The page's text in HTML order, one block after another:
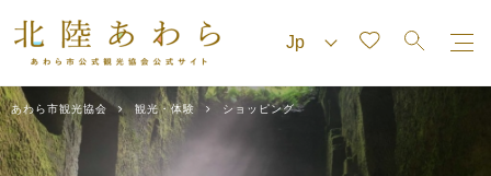
あわら市観光協会 観光・体験 ショッピング